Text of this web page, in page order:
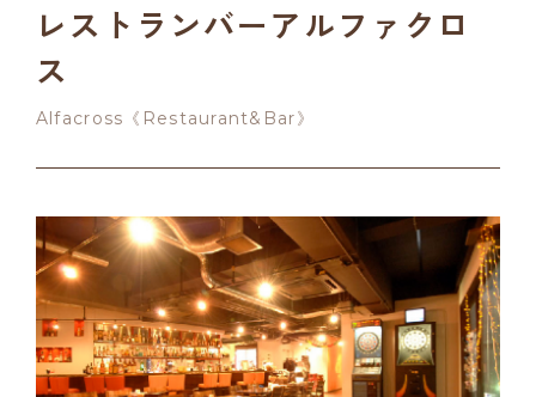
レストランバーアルファクロ
ス
Alfacross《Restaurant&Bar》